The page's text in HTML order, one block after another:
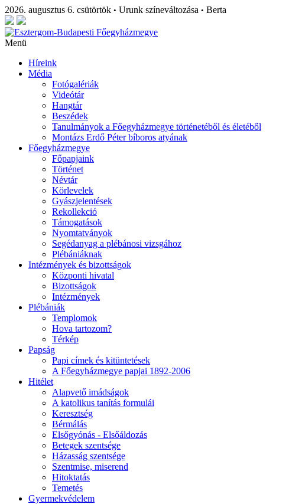
2026. augusztus 6. csütörtök • Urunk színeváltozása • Berta
Menü
Híreink
Média
Fotógalériák
Videótár
Hangtár
Beszédek
Tanulmányok a Főegyházmegye történetéből és életéből
Montázs Erdő Péter bíboros atyának
Főegyházmegye
Főpapjaink
Történet
Névtár
Körlevelek
Gyászjelentések
Rekollekció
Támogatások
Nyomtatványok
Segédanyag a plébánosi vizsgához
Plébániáknak
Intézmények és bizottságok
Központi hivatal
Bizottságok
Intézmények
Plébániák
Templomok
Hova tartozom?
Térkép
Papság
Papi címek és kitüntetések
A Főegyházmegye papjai 1892-2006
Hitélet
Alapvető imádságok
A katolikus tanítás formulái
Keresztség
Bérmálás
Elsőgyónás - Elsőáldozás
Betegek szentsége
Házasság szentsége
Szentmise, miserend
Hitoktatás
Temetés
Gyermekvédelem